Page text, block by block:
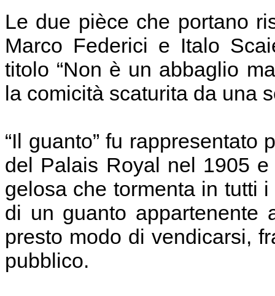
Le due pièce che portano
Marco Federici e Italo
titolo “Non è un abbaglio
la comicità scaturita da una
“Il guanto” fu rappresentato
del Palais Royal nel 1905
gelosa che tormenta in tutti
di un guanto appartenente
presto modo di vendicarsi,
pubblico.